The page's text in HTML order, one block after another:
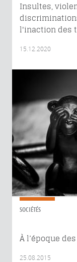
Insultes,
l'inaction des
15.12.2020
SOCIÉTÉS
À l’époque
25.08.2015